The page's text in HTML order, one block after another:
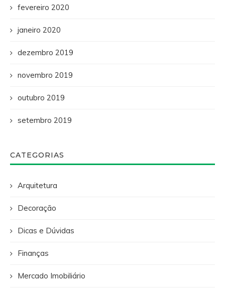
fevereiro 2020
janeiro 2020
dezembro 2019
novembro 2019
outubro 2019
setembro 2019
CATEGORIAS
Arquitetura
Decoração
Dicas e Dúvidas
Finanças
Mercado Imobiliário